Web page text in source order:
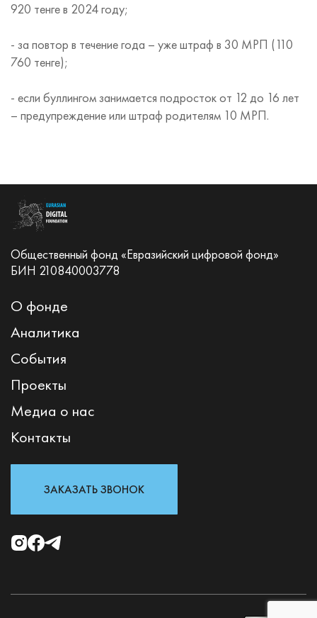
920 тенге в 2024 году;
- за повтор в течение года – уже штраф в 30 МРП (110
760 тенге);
- если буллингом занимается подросток от 12 до 16 лет
– предупреждение или штраф родителям 10 МРП.
Общественный фонд «Евразийский цифровой фонд»
БИН 210840003778
О фонде
Аналитика
События
Проекты
Медиа о нас
Контакты
ЗАКАЗАТЬ ЗВОНОК